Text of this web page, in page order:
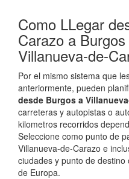
Como LLegar
Carazo a
Villanueva-de-
Por el mismo sistema que
anteriormente, pueden
desde Burgos a
carreteras y autopistas o
kilometros recorridos
Seleccione como punto de
Villanueva-de-Carazo e
ciudades y punto de
de Europa.